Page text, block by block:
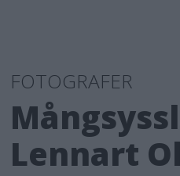
FOTOGRAFER
Lennart